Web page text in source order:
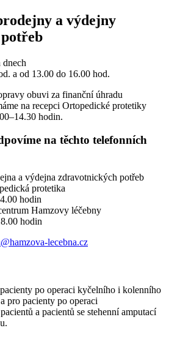
a výdejny
dnech
a od 13.00 do 16.00 hod.
obuvi za finanční úhradu
na recepci Ortopedické protetiky
hodin.
na těchto telefonních
a výdejna zdravotnických potřeb
protetika
hodin
Hamzovy léčebny
hodin
lecebna.cz
po operaci kyčelního i kolenního
pro pacienty po operaci
a pacientů se stehenní amputací